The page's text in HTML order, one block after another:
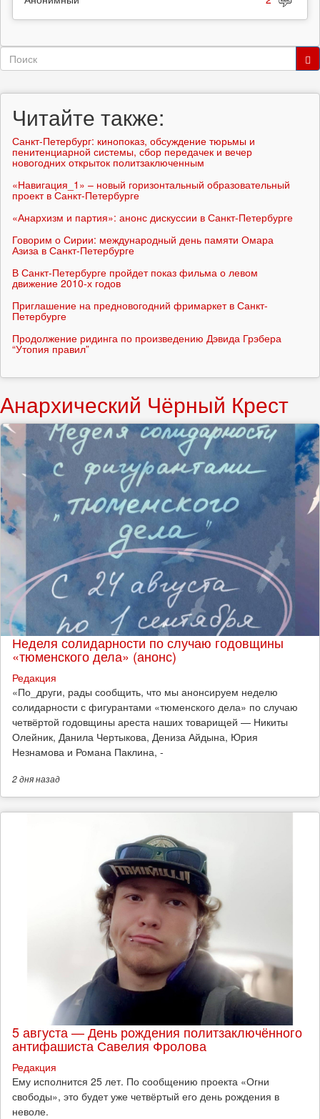
Форма
Читайте также:
Санкт-Петербург: кинопоказ, обсуждение тюрьмы и
пенитенциарной системы, сбор передачек и вечер
новогодних открыток политзаключенным
«Навигация_1» – новый горизонтальный образовательный
проект в Санкт-Петербурге
«Анархизм и партия»: анонс дискуссии в Санкт-Петербурге
Говорим о Сирии: международный день памяти Омара
Азиза в Санкт-Петербурге
В Санкт-Петербурге пройдет показ фильма о левом
движение 2010-х годов
Приглашение на предновогодний фримаркет в Санкт-
Петербурге
Продолжение ридинга по произведению Дэвида Грэбера
“Утопия правил”
Анархический Чёрный Крест
Неделя солидарности по случаю годовщины
«тюменского дела» (анонс)
Редакция
​«По_други, рады сообщить, что мы анонсируем неделю
солидарности с фигурантами «тюменского дела» по случаю
четвёртой годовщины ареста наших товарищей — Никиты
Олейник, Данила Чертыкова, Дениза Айдына, Юрия
Незнамова и Романа Паклина, -
2 дняназад
5 августа — День рождения политзаключённого
антифашиста Савелия Фролова
Редакция
Ему исполнится 25 лет. По сообщению проекта «Огни
свободы», это будет уже четвёртый его день рождения в
неволе.